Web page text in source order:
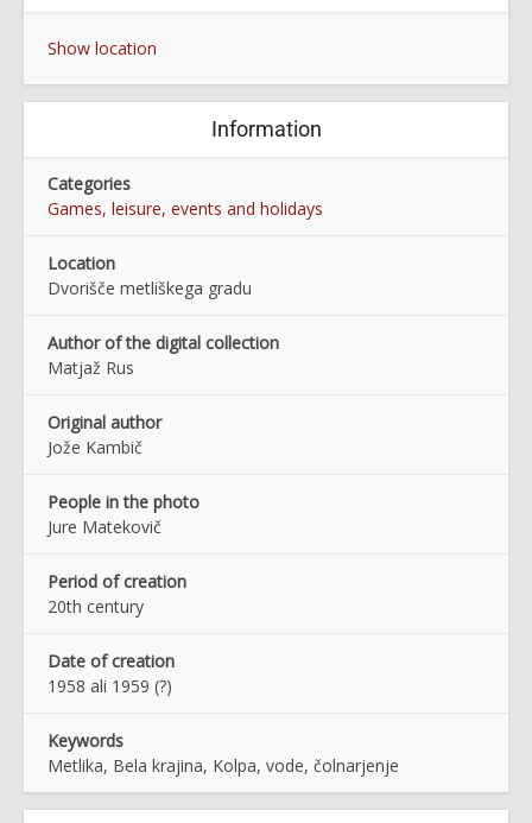
Show location
Information
Categories
Games, leisure, events and holidays
Location
Dvorišče metliškega gradu
Author of the digital collection
Matjaž Rus
Original author
Jože Kambič
People in the photo
Jure Matekovič
Period of creation
20th century
Date of creation
1958 ali 1959 (?)
Keywords
Metlika, Bela krajina, Kolpa, vode, čolnarjenje